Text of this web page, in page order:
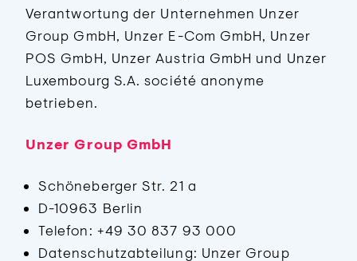
Verantwortung der Unternehmen Unzer
Group GmbH, Unzer E-Com GmbH, Unzer
POS GmbH, Unzer Austria GmbH und Unzer
Luxembourg S.A. société anonyme
betrieben.
Unzer Group GmbH
Schöneberger Str. 21 a
D-10963 Berlin
Telefon: +49 30 837 93 000
Datenschutzabteilung: Unzer Group